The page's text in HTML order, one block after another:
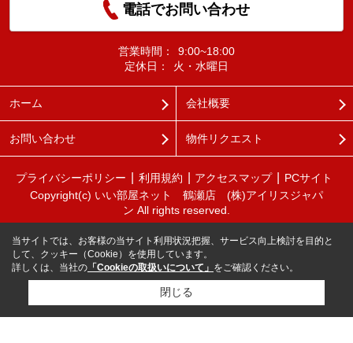
電話でお問い合わせ
営業時間：
9:00~18:00
定休日：
火・水曜日
ホーム 会社概要
お問い合わせ 物件リクエスト
プライバシーポリシー 利用規約 アクセスマップ
PCサイト
Copyright(c) いい部屋ネット 鶴瀬店 (株)アイリスジャパ
ン All rights reserved.
当サイトでは、お客様の当サイト利用状況把握、サービス向上検討を目的と
して、クッキー（Cookie）を使用しています。
詳しくは、当社の 「Cookieの取扱いについて」 をご確認ください。
閉じる